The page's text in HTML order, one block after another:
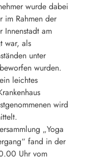
wurde dabei
im Rahmen der
Innenstadt am
war, als
unter
wurden.
leichtes
wird
„Yoga
fand in der
Uhr vom